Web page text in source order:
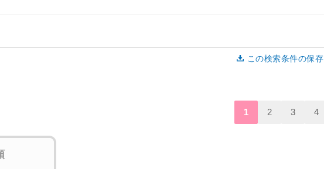
この検索条件の保存
1 2 3 4